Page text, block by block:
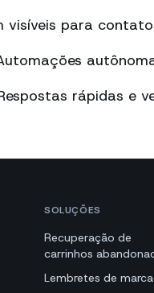
visíveis para
rápidas e
SOLUÇÕES
Recuperação de
carrinhos
Lembretes de